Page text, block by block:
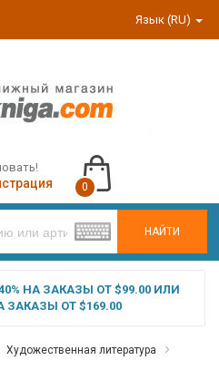
Язык (RU)
НАЙТИ
0
НА ЗАКАЗЫ ОТ $99.00 ИЛИ
ЗАКАЗЫ ОТ $169.00
Художественная литература